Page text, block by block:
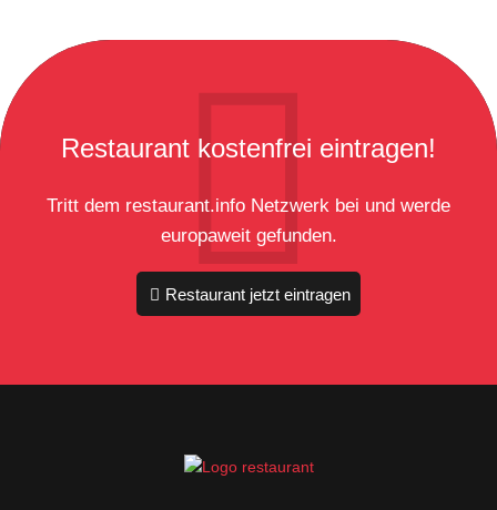
Restaurant kostenfrei eintragen!
Tritt dem restaurant.info Netzwerk bei und werde
europaweit gefunden.
Restaurant jetzt eintragen